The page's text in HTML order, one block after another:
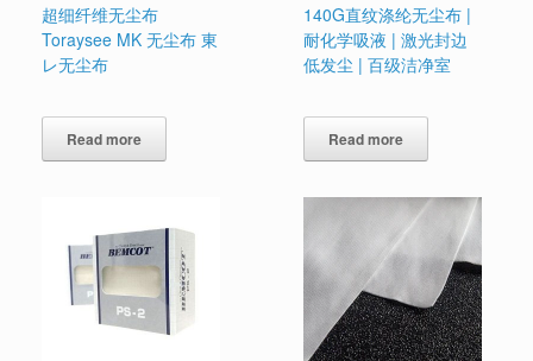
超细纤维无尘布
Toraysee MK 无尘布 東
レ无尘布
Read more
140G直纹涤纶无尘布 |
耐化学吸液 | 激光封边
低发尘 | 百级洁净室
Read more